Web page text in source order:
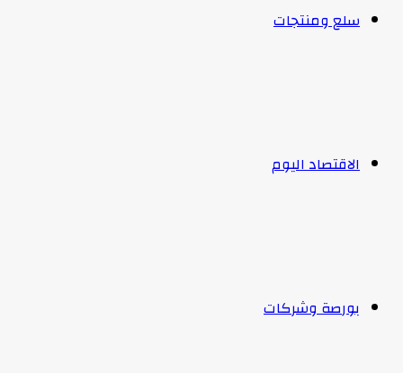
سلع ومنتجات
الاقتصاد اليوم
بورصة وشركات